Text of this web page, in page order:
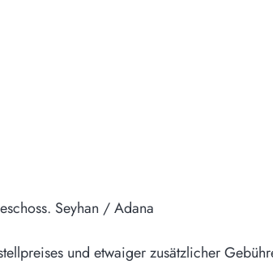
Seyhan / Adana
und etwaiger zusätzlicher